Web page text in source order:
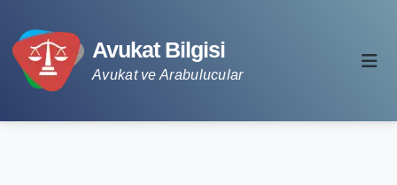
Avukat Bilgisi
Avukat ve Arabulucular